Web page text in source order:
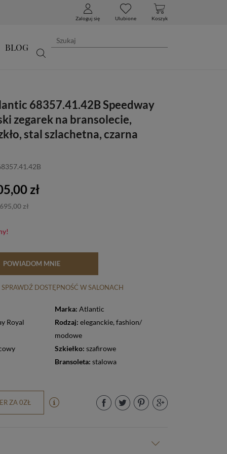
Zaloguj się Ulubione Koszyk
BLOG
68357.41.42B Speedway
zegarek na bransolecie,
stal szlachetna, czarna
zł
zł
POWIADOM MNIE
SPRAWDŹ DOSTĘPNOŚĆ W SALONACH
Marka: Atlantic
Royal Rodzaj:eleganckie, fashion/
modowe
Szkiełko: szafirowe
Bransoleta: stalowa
ZA 0ZŁ